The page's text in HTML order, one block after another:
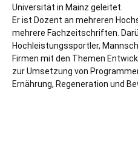
Universität in Mainz geleitet.
Er ist Dozent an mehreren
mehrere Fachzeitschriften.
Hochleistungssportler,
Firmen mit den Themen
zur Umsetzung von
Ernährung, Regeneration und